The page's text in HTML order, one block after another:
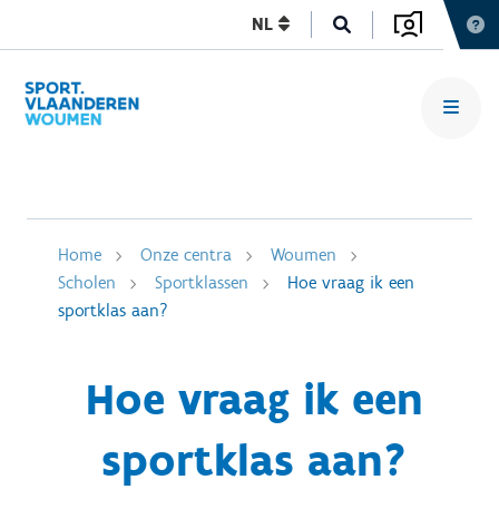
NL
Home Onze centra
Woumen
Scholen
Sportklassen
Hoe vraag ik een
sportklas aan?
Hoe vraag ik een
sportklas aan?